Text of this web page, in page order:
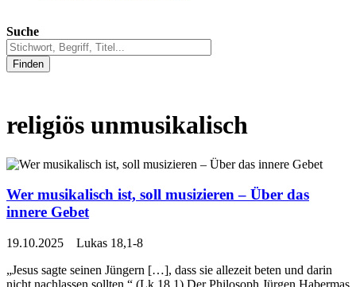
Suche
Finden
religiös unmusikalisch
Wer musikalisch ist, soll musizieren – Über das
innere Gebet
19.10.2025 Lukas 18,1-8
„Jesus sagte seinen Jüngern […], dass sie allezeit beten und darin
nicht nachlassen sollten.“ (Lk 18,1) Der Philosoph Jürgen Habermas